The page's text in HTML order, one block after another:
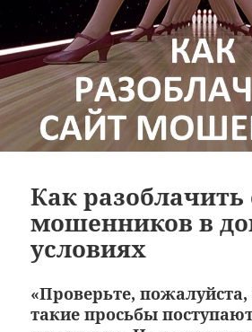
Как разоблачить
мошенников в
условиях
«Проверьте, пожалуйста,
такие просьбы